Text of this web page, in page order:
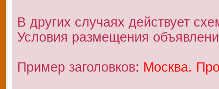
В других случаях действует
Условия размещения
Пример заголовков: Москва.